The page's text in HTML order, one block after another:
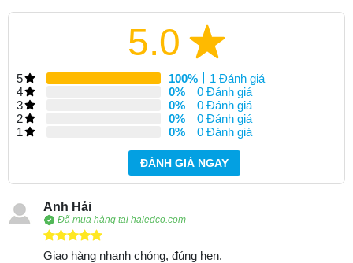
5.0
5 100%
1 Đánh giá
4
0%
0 Đánh giá
3
0%
0 Đánh giá
2
0%
0 Đánh giá
1
0% 0 Đánh giá
ĐÁNH GIÁ NGAY
Anh Hải
Đã mua hàng tại haledco.com
Giao hàng nhanh chóng, đúng hẹn.